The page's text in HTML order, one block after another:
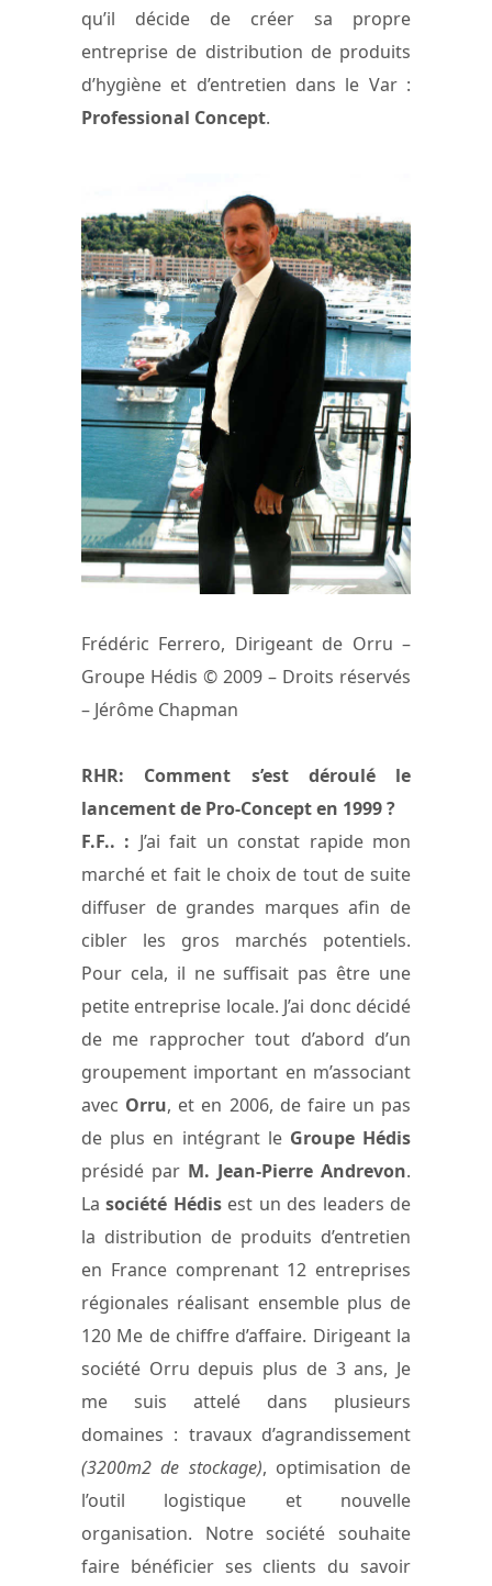
qu’il décide de créer sa propre
entreprise de distribution de produits
d’hygiène et d’entretien dans le Var :
Professional Concept.
Frédéric Ferrero, Dirigeant de Orru –
Groupe Hédis © 2009 – Droits réservés
– Jérôme Chapman
RHR:
Comment s’est déroulé le
lancement de Pro-Concept en 1999 ?
F.F.. : J’ai fait un constat rapide mon
marché et fait le choix de tout de suite
diffuser de grandes marques afin de
cibler les gros marchés potentiels.
Pour cela, il ne suffisait pas être une
petite entreprise locale. J’ai donc décidé
de me rapprocher tout d’abord d’un
groupement important en m’associant
avec Orru, et en 2006, de faire un pas
de plus en intégrant le Groupe Hédis
présidé par M. Jean-Pierre Andrevon.
Lasociété Hédisest un des leaders de
la distribution de produits d’entretien
en France comprenant 12 entreprises
régionales réalisant ensemble plus de
120 Me de chiffre d’affaire. Dirigeant la
société Orru depuis plus de 3 ans, Je
me suis attelé dans plusieurs
domaines : travaux d’agrandissement
(3200m2 de stockage), optimisation de
l’outil logistique et nouvelle
organisation. Notre société souhaite
faire bénéficier ses clients du savoir